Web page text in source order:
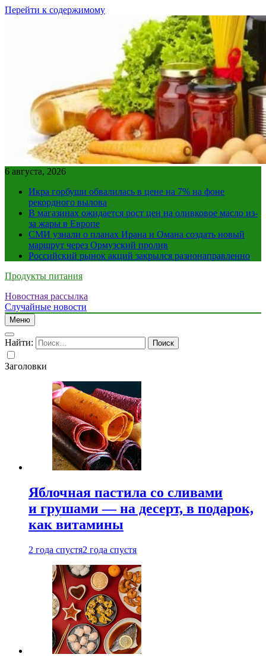
Перейти к содержимому
6 августа, 2026
Икра горбуши обвалилась в цене на 7% на фоне
рекордного вылова
В магазинах ожидается рост цен на оливковое масло из-
за жары в Европе
СМИ узнали о планах Ирана и Омана создать новый
маршрут через Ормузский пролив
Российский рынок акций закрылся разнонаправленно
Продукты питания
Новостная рассылка
Случайные новости
Меню
Найти:
Заголовки
Яблочная пастила со сливами
и грушами — на десерт, в подарок,
как витамины
2 года спустя2 года спустя